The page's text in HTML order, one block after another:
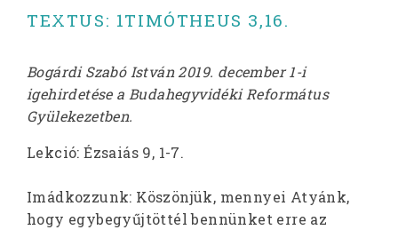
TEXTUS: 1TIMÓTHEUS 3,16.
Bogárdi Szabó István 2019. december 1-i
igehirdetése a Budahegyvidéki Református
Gyülekezetben.
Lekció: Ézsaiás 9, 1-7.
Imádkozzunk: Köszönjük, mennyei Atyánk,
hogy egybegyűjtöttél bennünket erre az